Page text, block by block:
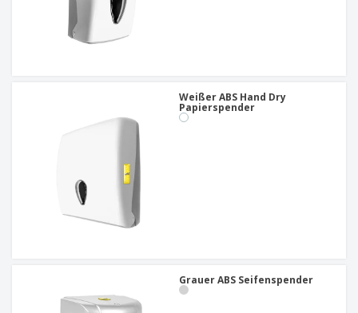
Weißer ABS Hand Dry
Papierspender
Grauer ABS Seifenspender